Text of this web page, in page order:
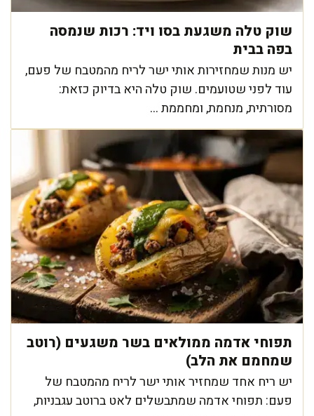
שוק טלה משגעת בסו ויד: רכות שנמסה
בפה בבית
יש מנות שמחזירות אותי ישר לריח מהמטבח של פעם,
עוד לפני שטועמים. שוק טלה היא בדיוק כזאת:
מסורתית, מנחמת, ומחממת ...
תפוחי אדמה ממולאים בשר משגעים (רוטב
שמחמם את הלב)
יש ריח אחד שמחזיר אותי ישר לריח מהמטבח של
פעם: תפוחי אדמה שמתבשלים לאט ברוטב עגבניות,